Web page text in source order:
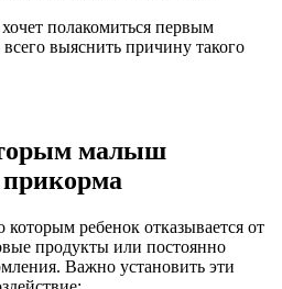
полакомиться первым
выяснить причину такого
малыш
прикорма
ребенок отказывается от
продукты или постоянно
Важно установить эти